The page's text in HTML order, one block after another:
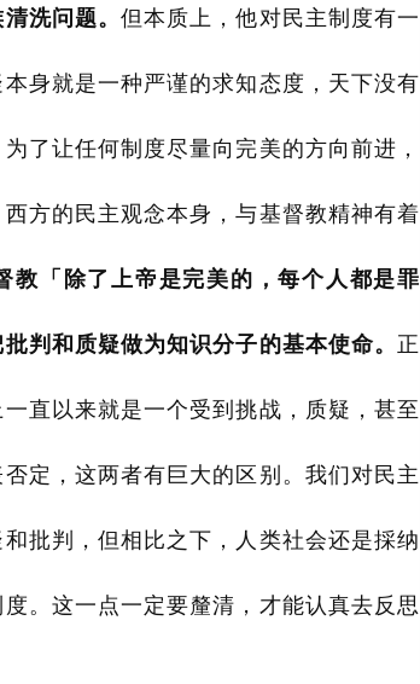
洗问题。 但本质上，他对民主制度有一
身就是一种严谨的求知态度，天下没有
了让任何制度尽量向完美的方向前进，
方的民主观念本身，与基督教精神有着
教「除了上帝是完美的，每个人都是罪
判和质疑做为知识分子的基本使命。 正
直以来就是一个受到挑战，质疑，甚至
定，这两者有巨大的区别。我们对民主
批判，但相比之下，人类社会还是採纳
。这一点一定要釐清，才能认真去反思